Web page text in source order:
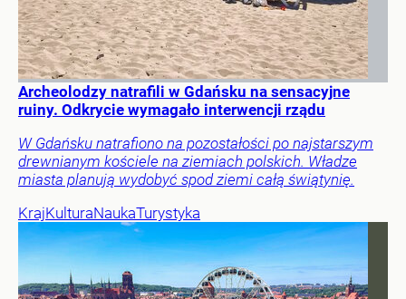
Archeolodzy natrafili w Gdańsku na sensacyjne
ruiny. Odkrycie wymagało interwencji rządu
W Gdańsku natrafiono na pozostałości po najstarszym
drewnianym kościele na ziemiach polskich. Władze
miasta planują wydobyć spod ziemi całą świątynię.
KrajKulturaNaukaTurystyka